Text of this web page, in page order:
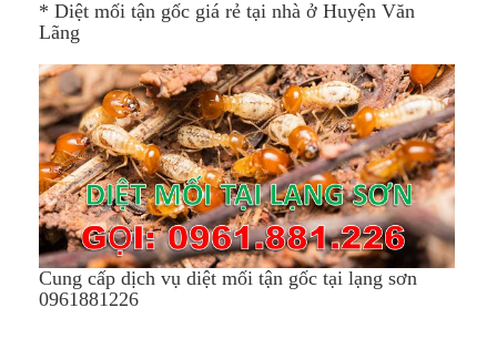
* Diệt mối tận gốc giá rẻ tại nhà ở Huyện Văn
Lãng
Cung cấp dịch vụ diệt mối tận gốc tại lạng sơn
0961881226